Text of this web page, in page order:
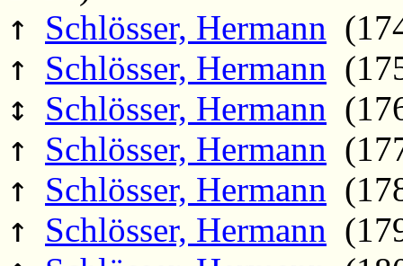
↑ Schlösser, Hermann
↑ Schlösser, Hermann
↕ Schlösser, Hermann
↑ Schlösser, Hermann
↑ Schlösser, Hermann
↑ Schlösser, Hermann